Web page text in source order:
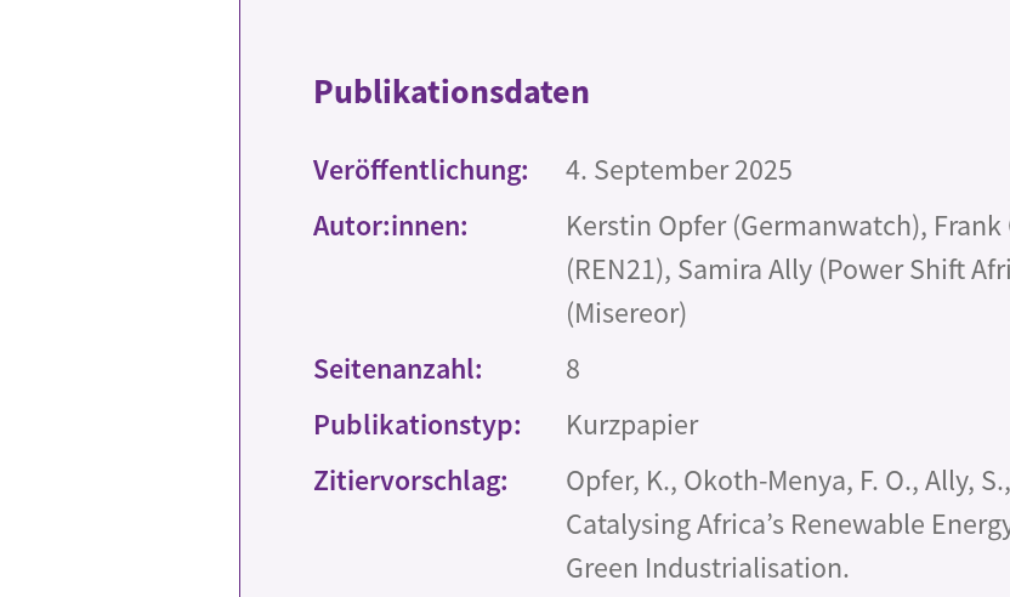
Publikationsdaten
Veröffentlichung:
4. September 2025
Autor:innen:
Kerstin Opfer (Germanwatch),
(REN21), Samira Ally (Power Shift
(Misereor)
Seitenanzahl:
8
Publikationstyp:
Kurzpapier
Zitiervorschlag:
Opfer, K., Okoth-Menya, F. O., Ally,
Catalysing Africa’s Renewable
Green Industrialisation.